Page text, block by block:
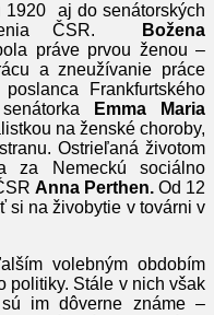
1920 aj do senátorských
ČSR.
Božena
práve prvou ženou –
a zneužívanie práce
Frankfurtského
Emma Maria
na ženské choroby,
Ostrieľaná životom
za Nemeckú sociálno
Anna Perthen. Od 12
si na živobytie v továrni v
volebným obdobím
politiky. Stále v nich však
im dôverne známe –